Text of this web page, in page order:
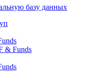
базу данных
& Funds